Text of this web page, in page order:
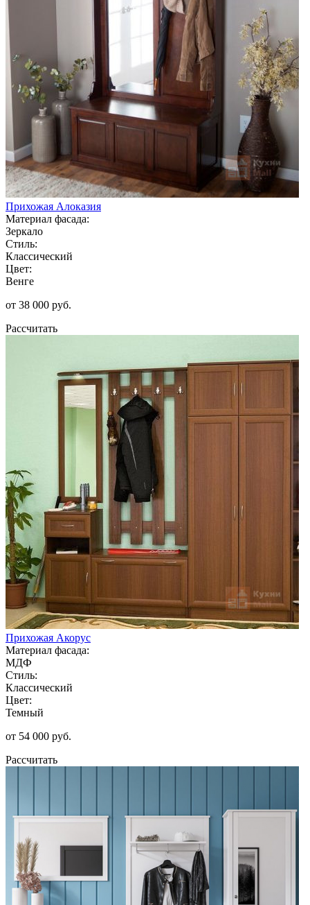
Прихожая Алоказия
Материал фасада:
Зеркало
Стиль:
Классический
Цвет:
Венге
от 38 000 руб.
Рассчитать
Прихожая Акорус
Материал фасада:
МДФ
Стиль:
Классический
Цвет:
Темный
от 54 000 руб.
Рассчитать